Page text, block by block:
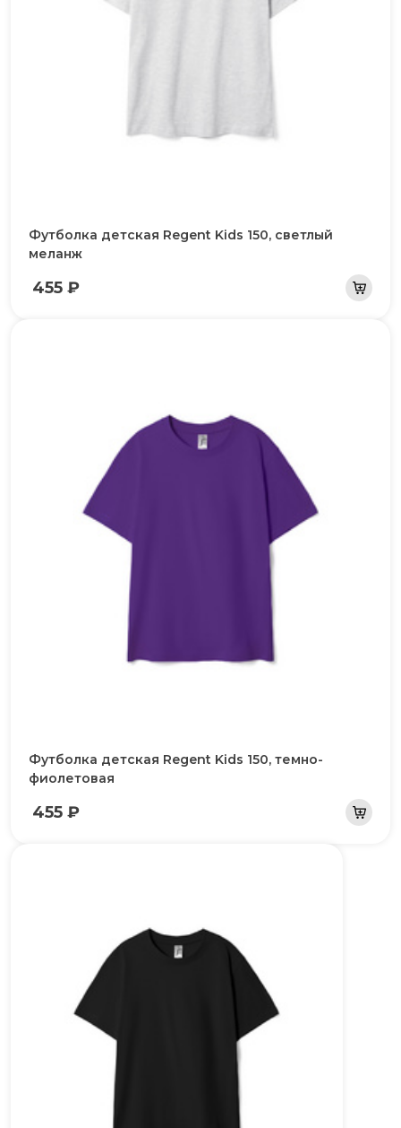
Футболка детская Regent Kids 150, светлый
меланж
455 ₽
Футболка детская Regent Kids 150, темно-
фиолетовая
455 ₽